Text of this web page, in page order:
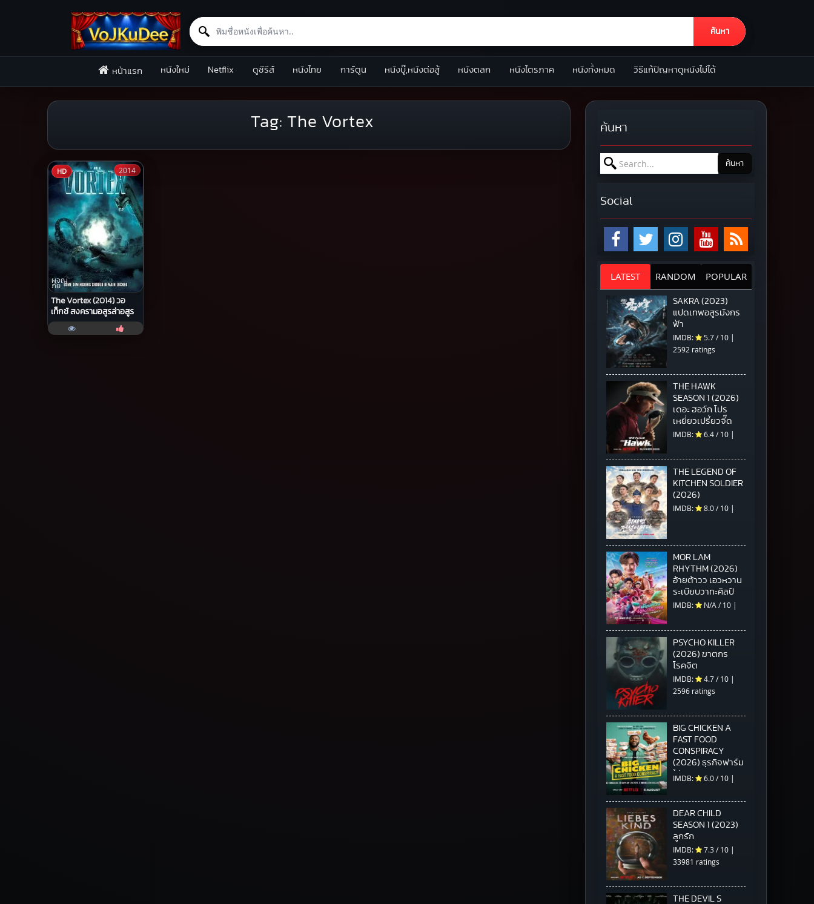
Search for:
ค้นหา
หน้าแรก หนังใหม่ Netflix ดูซีรีส์ หนังไทย การ์ตูน หนังบู๊,หนังต่อสู้ หนังตลก หนังไตรภาค หนังทั้งหมด วิธีแก้ปัญหาดูหนังไม่ได้
Tag: The Vortex
HD
ผจญ
ภัย
The Vortex (2014) วอ
เท็กซ์ สงครามอสูรล่าอสูร
2014
ค้นหา
Search for: ค้นหา
Social
LATEST RANDOM POPULAR
SAKRA (2023)
แปดเทพอสูรมังกร
ฟ้า
IMDB: 5.7/10 |
2592 ratings
THE HAWK
SEASON 1 (2026)
เดอะ ฮอว์ก โปร
เหยี่ยวเปรี้ยวจี๊ด
IMDB: 6.4/10 |
THE LEGEND OF
KITCHEN SOLDIER
(2026)
IMDB: 8.0/10 |
MOR LAM
RHYTHM (2026)
อ้ายต้าวว เอวหวาน
ระเบียบวาทะศิลป์
IMDB: N/A /10 |
PSYCHO KILLER
(2026) ฆาตกร
โรคจิต
IMDB: 4.7/10 |
2596 ratings
BIG CHICKEN A
FAST FOOD
CONSPIRACY
(2026) ธุรกิจฟาร์ม
ไก่ แผนสมคบคิดวง
IMDB: 6.0/10 |
DEAR CHILD
SEASON 1 (2023)
ลูกรัก
IMDB: 7.3/10 |
33981 ratings
THE DEVIL S